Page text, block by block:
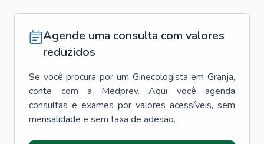
Agende uma consulta com valores
reduzidos
Se você procura por um Ginecologista em Granja,
conte com a Medprev. Aqui você agenda
consultas e exames por valores acessíveis, sem
mensalidade e sem taxa de adesão.